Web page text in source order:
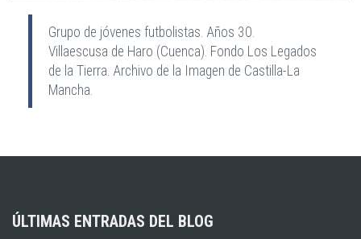
Grupo de jóvenes futbolistas. Años 30.
Villaescusa de Haro (Cuenca). Fondo Los Legados
de la Tierra. Archivo de la Imagen de Castilla-La
Mancha.
ÚLTIMAS ENTRADAS DEL BLOG